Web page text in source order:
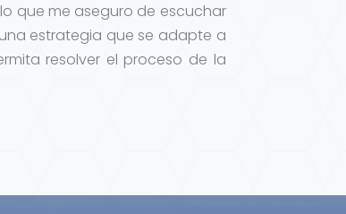
que me aseguro de escuchar
estrategia que se adapte a
resolver el proceso de la